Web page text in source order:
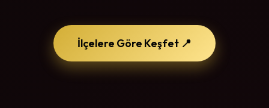
İlçelere Göre Keşfet 📍